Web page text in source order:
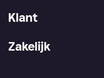
Klant
Zakelijk